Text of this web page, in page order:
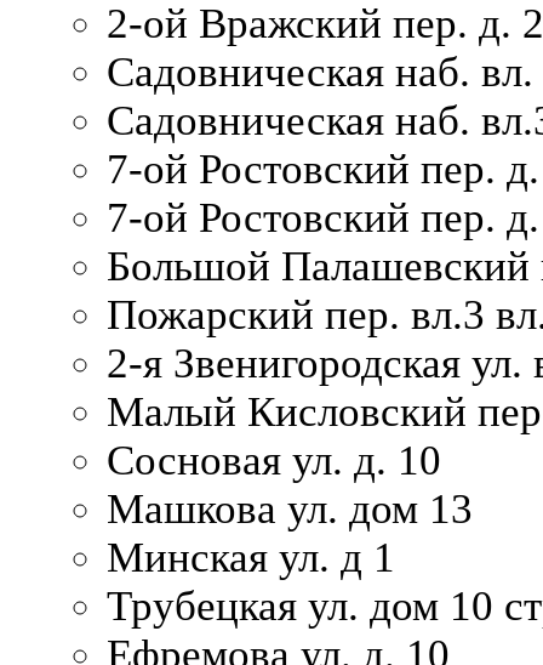
2-ой Вражский пер. д. 2
Садовническая наб.
Садовническая наб.
7-ой Ростовский пер.
7-ой Ростовский пер.
Большой Палашевский
Пожарский пер. вл.3
2-я Звенигородская ул.
Малый Кисловский
Сосновая ул. д. 10
Машкова ул. дом 13
Минская ул. д 1
Трубецкая ул. дом 10
Ефремова ул. д. 10